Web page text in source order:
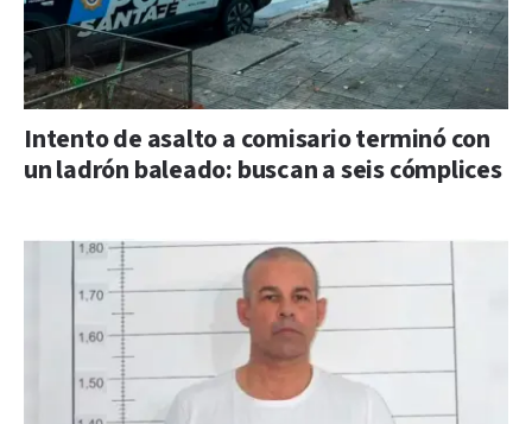
Intento de asalto a comisario terminó con
un ladrón baleado: buscan a seis cómplices